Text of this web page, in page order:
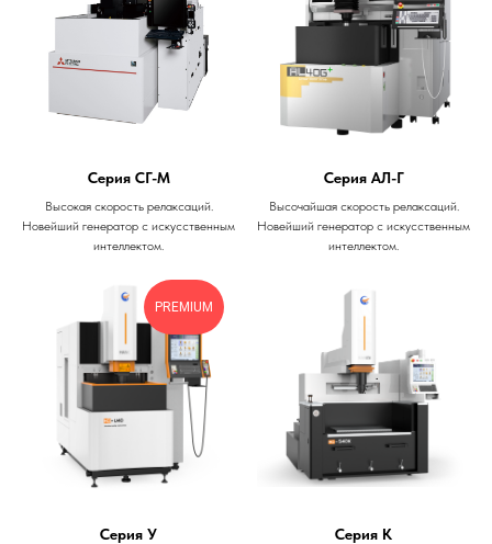
Серия СГ-М
Высокая скорость релаксаций.
Новейший генератор с искусственным
интеллектом.
Серия АЛ-Г
Высочайшая скорость релаксаций.
Новейший генератор с искусственным
интеллектом.
PREMIUM
Серия У Серия К